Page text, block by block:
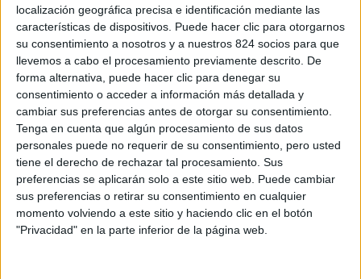
localización geográfica precisa e identificación mediante las
características de dispositivos. Puede hacer clic para otorgarnos
su consentimiento a nosotros y a nuestros 824 socios para que
llevemos a cabo el procesamiento previamente descrito. De
forma alternativa, puede hacer clic para denegar su
consentimiento o acceder a información más detallada y
cambiar sus preferencias antes de otorgar su consentimiento.
Tenga en cuenta que algún procesamiento de sus datos
personales puede no requerir de su consentimiento, pero usted
tiene el derecho de rechazar tal procesamiento. Sus
preferencias se aplicarán solo a este sitio web. Puede cambiar
sus preferencias o retirar su consentimiento en cualquier
momento volviendo a este sitio y haciendo clic en el botón
"Privacidad" en la parte inferior de la página web.
Categoría Benjamín femenina: Medalla de BRONCE –
Lara Alvarez Navas
¡Enhorabuena a todo el equipo!